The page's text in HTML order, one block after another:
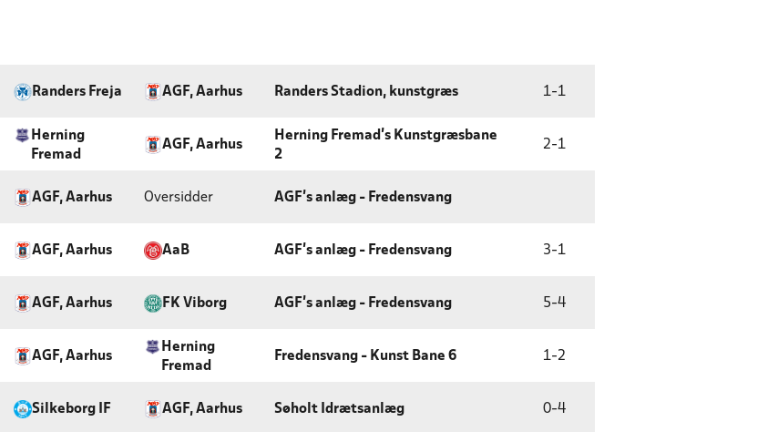
Randers Freja AGF, Aarhus Randers Stadion, kunstgræs 1-1
Herning
Fremad
AGF, Aarhus
Herning Fremad's Kunstgræsbane
2
2-1
AGF, Aarhus Oversidder AGF's anlæg - Fredensvang
AGF, Aarhus AaB AGF's anlæg - Fredensvang 3-1
AGF, Aarhus FK Viborg AGF's anlæg - Fredensvang 5-4
AGF, Aarhus
Herning
Fremad
Fredensvang - Kunst Bane 6 1-2
Silkeborg IF AGF, Aarhus Søholt Idrætsanlæg 0-4